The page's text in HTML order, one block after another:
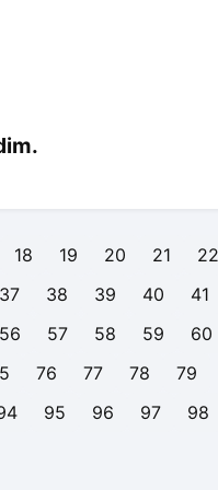
18 19 20 21
22
37 38 39 40
41
56 57 58 59
60
76 77 78
79
95 96 97
98